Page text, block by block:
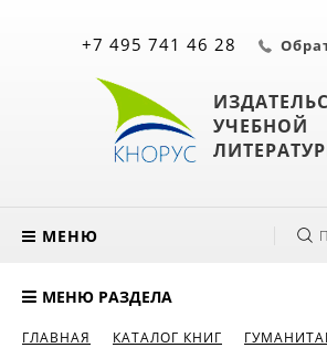
УЧЕБНОЙ
+7 495 741 46 28
МЕНЮ
МЕНЮ РАЗДЕЛА
ГЛАВНАЯ КАТАЛОГ КНИГ